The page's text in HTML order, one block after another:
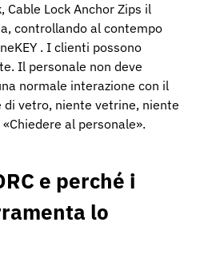
Cable Lock Anchor Zips il
controllando al contempo
. I clienti possono
Il personale non deve
normale interazione con il
vetro, niente vetrine, niente
al personale».
e perché i
lo